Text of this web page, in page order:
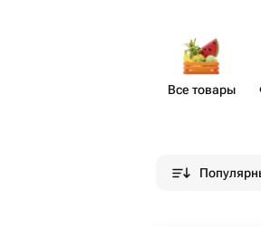
Все товары